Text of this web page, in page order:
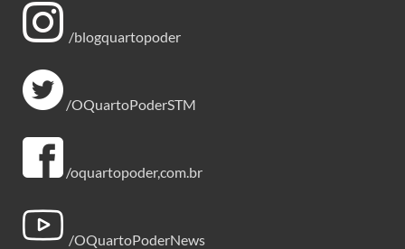
/blogquartopoder
/OQuartoPoderSTM
/oquartopoder,com.br
/OQuartoPoderNews